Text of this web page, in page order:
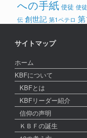
への手紙 使徒 使
伝 創世記 第1ペテロ
サイトマップ
ホーム
KBFについて
KBFとは
KBFリーダー紹介
信仰の声明
ＫＢＦの誕生